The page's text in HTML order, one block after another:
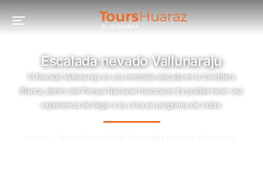
Escalada nevado Vallunaraju
El Nevado Vallunaraju es una montaña ubicada en la Cordillera
Blanca, dentro del Parque Nacional Huascaran Es posible tener una
experiencia de llegar a su cima en programa de 2 días.